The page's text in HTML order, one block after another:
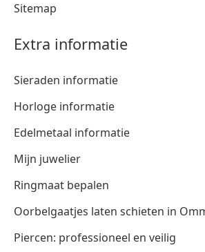
Sitemap
Extra informatie
Sieraden informatie
Horloge informatie
Edelmetaal informatie
Mijn juwelier
Ringmaat bepalen
Oorbelgaatjes laten schieten in
Piercen: professioneel en veilig